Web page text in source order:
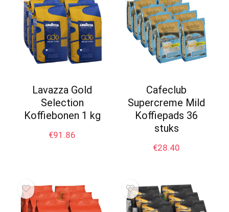
Lavazza Gold
Selection
Koffiebonen 1 kg
€91.86
Cafeclub
Supercreme Mild
Koffiepads 36
stuks
€28.40